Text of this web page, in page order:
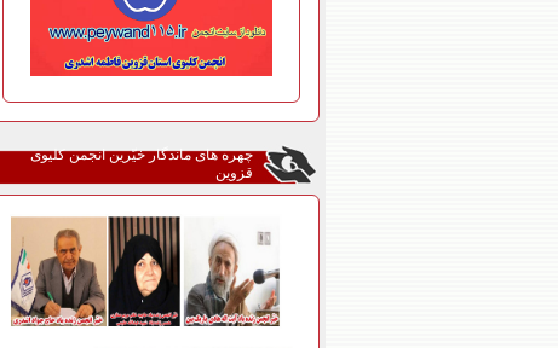
چهره های ماندگار خیّرین انجمن کلیوی
قزوین